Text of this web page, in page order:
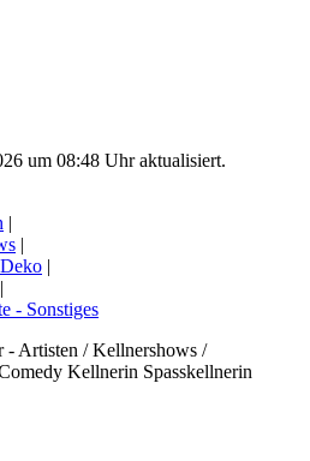
um 08:48 Uhr aktualisiert.
|
|
|
|
- Sonstiges
Artisten / Kellnershows /
Kellnerin Spasskellnerin